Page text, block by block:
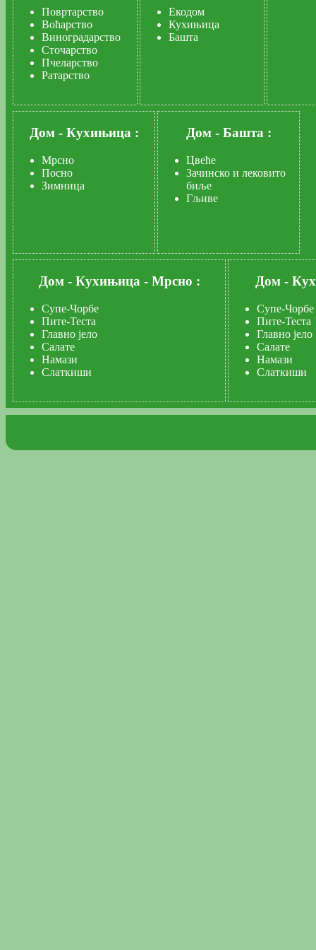
Повртарство
Воћарство
Виноградарство
Сточарство
Пчеларство
Ратарство
Екодом
Кухињица
Башта
Дом - Кухињица :
Мрсно
Посно
Зимница
Дом - Башта :
Цвеће
Зачинско и лековито
биље
Гљиве
Дом - Кухињица - Мрсно :
Супе-Чорбе
Пите-Теста
Главно јело
Салате
Намази
Слаткиши
Дом -
Супе-Чорбе
Пите-Теста
Главно јело
Салате
Намази
Слаткиши